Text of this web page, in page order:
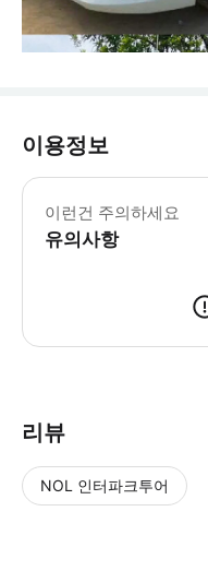
이용정보
이런건 주의하세요
유의사항
리뷰
NOL 인터파크투어